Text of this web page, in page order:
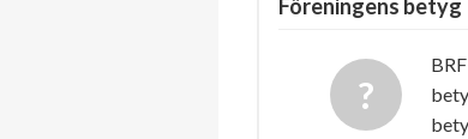
Föreningens betyg